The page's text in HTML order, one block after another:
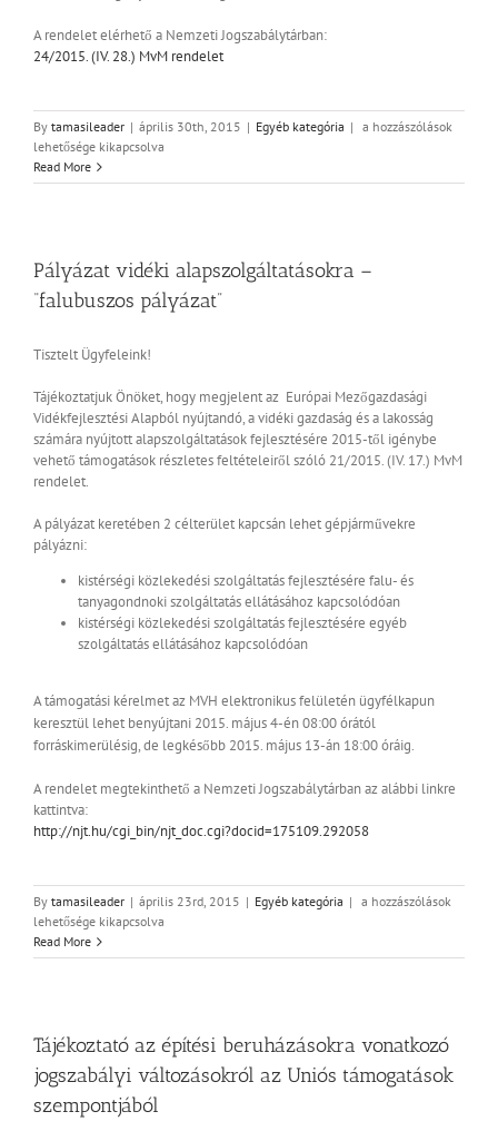
A rendelet elérhető a Nemzeti Jogszabálytárban:
24/2015. (IV. 28.) MvM rendelet
By tamasileader | április 30th, 2015 | Egyéb kategória | Megjelent
gazda
a hozzászólások
lehetősége kikapcsolva
Read More
Pályázat vidéki alapszolgáltatásokra –
“falubuszos pályázat”
Tisztelt Ügyfeleink!
Tájékoztatjuk Önöket, hogy megjelent az Európai Mezőgazdasági
Vidékfejlesztési Alapból nyújtandó, a vidéki gazdaság és a lakosság
számára nyújtott alapszolgáltatások fejlesztésére 2015-től igénybe
vehető támogatások részletes feltételeiről szóló 21/2015. (IV. 17.) MvM
rendelet.
A pályázat keretében 2 célterület kapcsán lehet gépjárművekre
pályázni:
kistérségi közlekedési szolgáltatás fejlesztésére falu- és
tanyagondnoki szolgáltatás ellátásához kapcsolódóan
kistérségi közlekedési szolgáltatás fejlesztésére egyéb
szolgáltatás ellátásához kapcsolódóan
A támogatási kérelmet az MVH elektronikus felületén ügyfélkapun
keresztül lehet benyújtani 2015. május 4-én 08:00 órától
forráskimerülésig, de legkésőbb 2015. május 13-án 18:00 óráig.
A rendelet megtekinthető a Nemzeti Jogszabálytárban az alábbi linkre
kattintva:
http://njt.hu/cgi_bin/njt_doc.cgi?docid=175109.292058
By tamasileader | április 23rd, 2015 | Egyéb kategória | Pályázat
–
a hozzászólások
lehetősége kikapcsolva
Read More
Tájékoztató az építési beruházásokra vonatkozó
jogszabályi változásokról az Uniós támogatások
szempontjából